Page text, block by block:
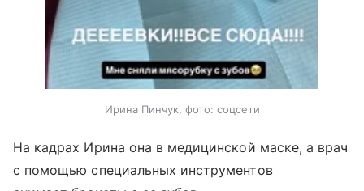
Ирина Пинчук, фото: соцсети
На кадрах Ирина она в медицинской маске, а врач
с помощью специальных инструментов